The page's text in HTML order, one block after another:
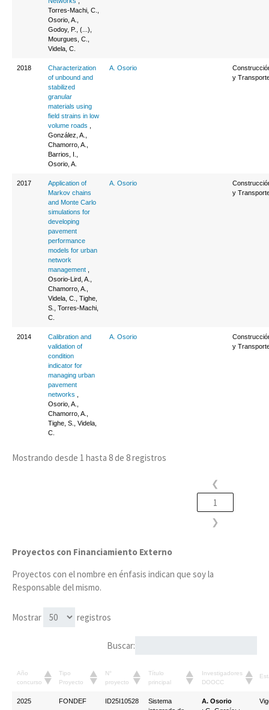
Torres-Machi, C.,
Osorio, A.,
Godoy, P., (...),
Mourgues, C.,
Videla, C.
2018
Characterization
of unbound and
stabilized
granular
materials using
field strains in low
volume roads
González, A.,
Chamorro, A.,
Barrios, I.,
Osorio, A.
A. Osorio
y
2017
Application of
Markov chains
and Monte Carlo
simulations for
developing
pavement
performance
models for urban
network
management
Osorio-Lird, A.,
Chamorro, A.,
Videla, C., Tighe,
S., Torres-Machi,
C.
A. Osorio
y
2014
Calibration and
validation of
condition
indicator for
managing urban
pavement
networks
Osorio, A.,
Chamorro, A.,
Tighe, S., Videla,
C.
A. Osorio
y
Mostrando desde 1 hasta 8 de 8 registros
❮
1
❯
Proyectos con Financiamiento Externo
Proyectos con el nombre en énfasis indican que soy la
Responsable del mismo.
Mostrar registros
Buscar:
Año
concurso
Tipo
Proyecto
N°
proyecto
Título
principal
Investigadores
DOOCC
2025 FONDEF ID25I10528
Sistema
A. Osorio